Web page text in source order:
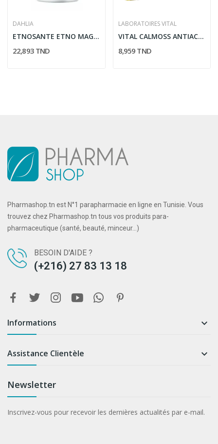
DAHLIA
ETNOSANTE ETNO MAG BISGLYCINATE 30 GELULES
22,893 TND
LABORATOIRES VITAL
VITAL CALMOSS ANTIACIDE 16 COMPRIMES
8,959 TND
Pharmashop.tn est N°1 parapharmacie en ligne en Tunisie. Vous
trouvez chez Pharmashop.tn tous vos produits para-
pharmaceutique (santé, beauté, minceur...)
BESOIN D'AIDE ?
(+216) 27 83 13 18
Informations 
Assistance Clientèle 
Newsletter
Inscrivez-vous pour recevoir les dernières actualités par e-mail.